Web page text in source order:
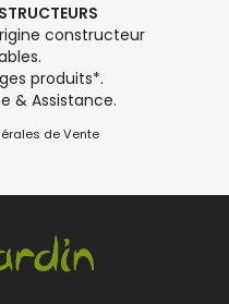
constructeur
produits*.
& Assistance.
de Vente